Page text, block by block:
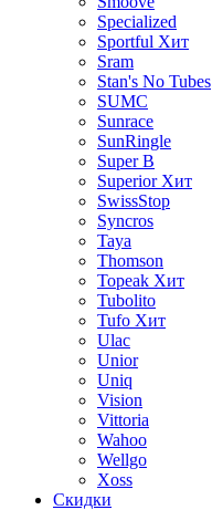
Specialized
Sportful Хит
Sram
Stan's No Tubes
SUMC
Sunrace
SunRingle
Super B
Superior Хит
SwissStop
Syncros
Taya
Thomson
Topeak Хит
Tubolito
Tufo Хит
Ulac
Unior
Uniq
Vision
Vittoria
Wahoo
Wellgo
Xoss
Скидки